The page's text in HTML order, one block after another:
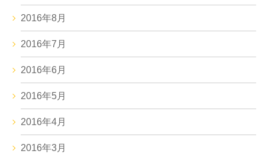
2016年8月
2016年7月
2016年6月
2016年5月
2016年4月
2016年3月